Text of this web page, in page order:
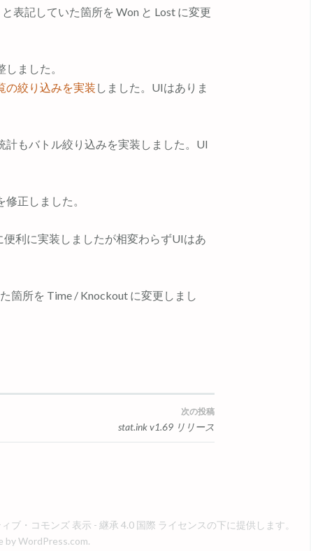
表記していた箇所を Won と Lost に変更
ました。
の絞り込みを実装 しました。UIはありま
もバトル絞り込みを実装しました。UI
正しました。
利に実装しましたが相変わらずUIはあ
箇所を Time / Knockout に変更しまし
次の投稿
stat.ink v1.69 リリース
ブ・コモンズ 表示 - 継承 4.0 国際 ライセンス の下に提供します。
byWordPress.com.